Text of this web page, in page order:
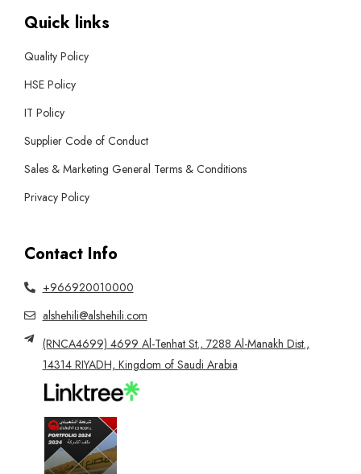
Quick links
Quality Policy
HSE Policy
IT Policy
Supplier Code of Conduct
Sales & Marketing General Terms & Conditions
Privacy Policy
Contact Info
+966920010000
alshehili@alshehili.com
(RNCA4699) 4699 Al-Tenhat St., 7288 Al-Manakh Dist.,
14314 RIYADH, Kingdom of Saudi Arabia